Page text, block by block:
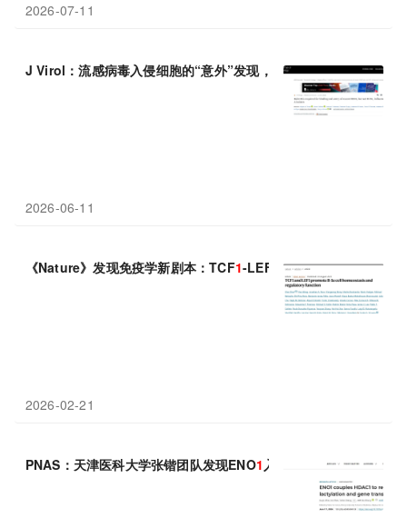
2026-07-11
J Virol：流感病毒入侵细胞的“意外”发现，H3N2和H1N1走的是
2026-06-11
《Nature》发现免疫学新剧本：TCF1-LEF 跨界掌管B细胞“青春
2026-02-21
PNAS：天津医科大学张锴团队发现ENO1入核耦合HDAC1通过局